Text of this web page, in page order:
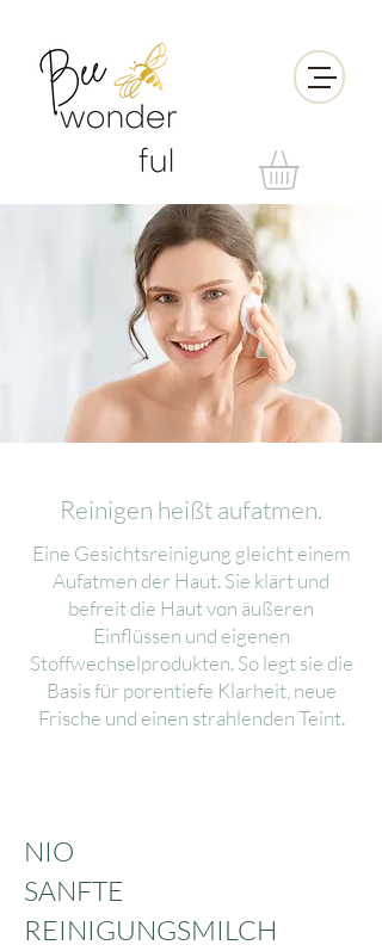
Reinigen heißt aufatmen.
Eine Gesichtsreinigung gleicht einem
Aufatmen der Haut. Sie klärt und
befreit die Haut von äußeren
Einflüssen und eigenen
Stoffwechselprodukten. So legt sie die
Basis für porentiefe Klarheit, neue
Frische und einen strahlenden Teint.
NIO
SANFTE
REINIGUNGSMILCH